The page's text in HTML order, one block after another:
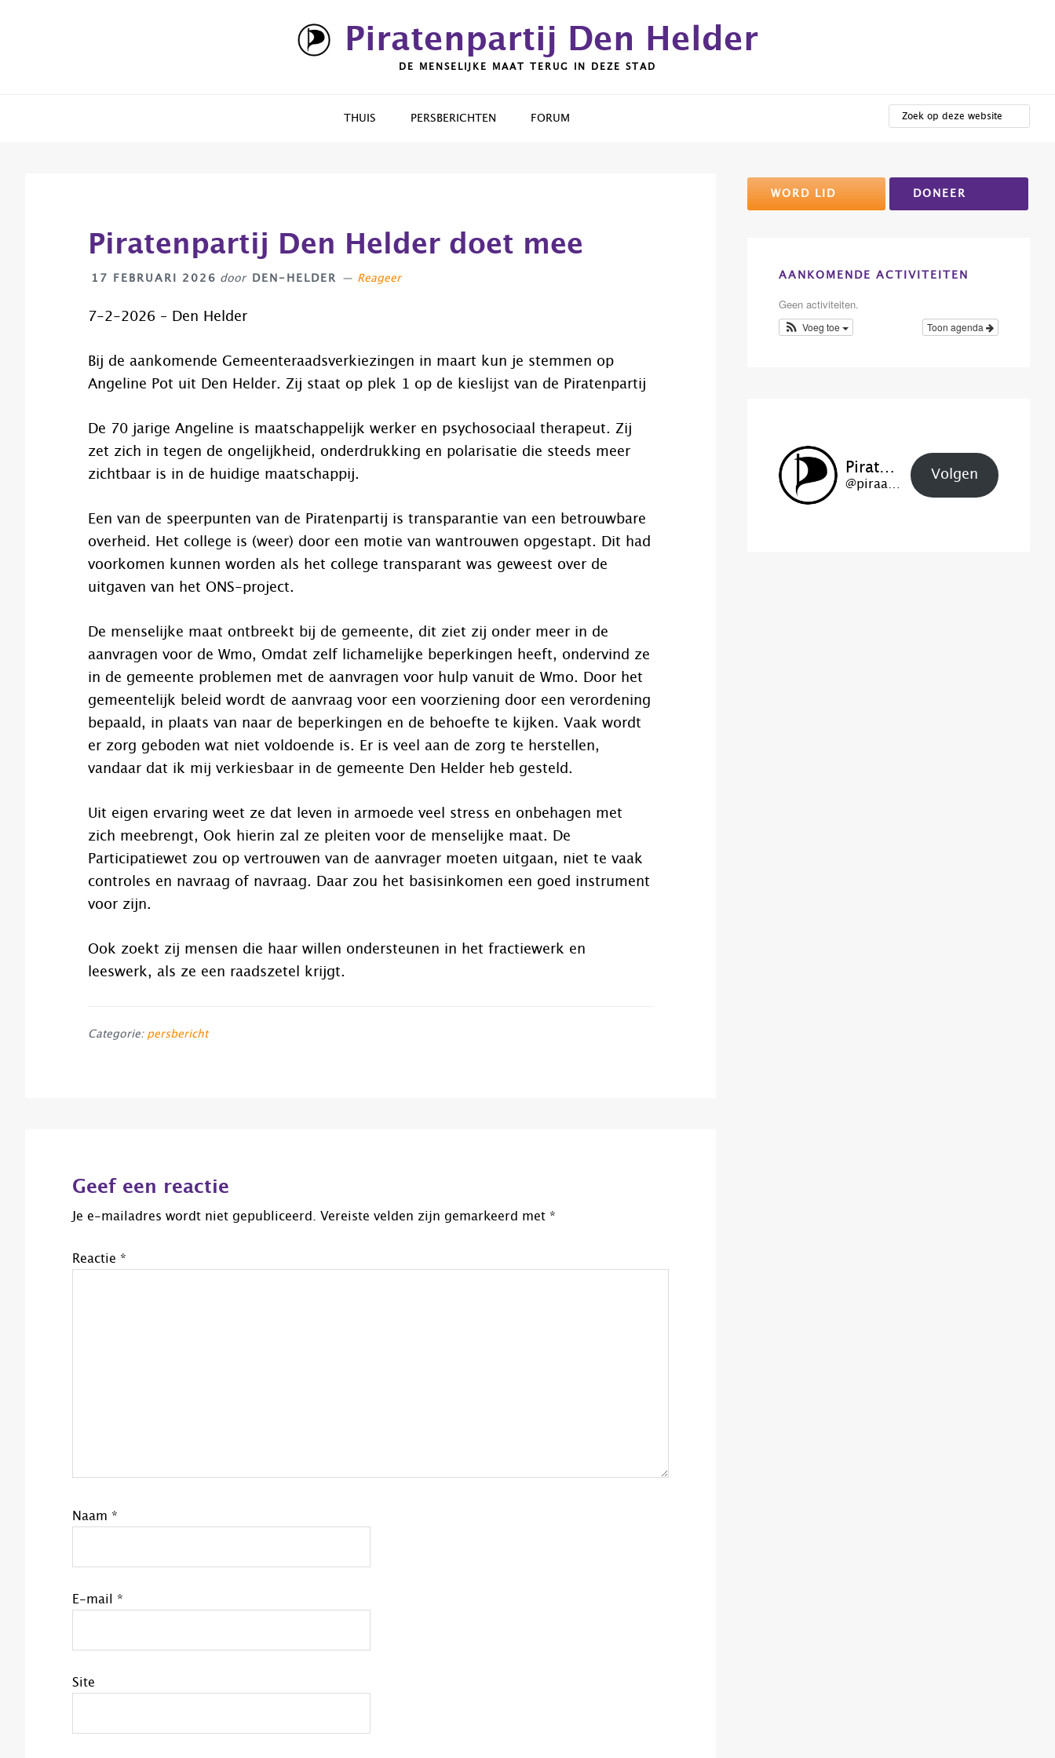
Piratenpartij Den Helder
DE MENSELIJKE MAAT TERUG IN DEZE STAD
THUIS PERSBERICHTEN FORUM
OP
DEZE
Piratenpartij Den Helder doet mee
17 FEBRUARI 2026 door DEN-HELDER Reageer
7-2-2026 – Den Helder
Bij de aankomende Gemeenteraadsverkiezingen in maart kun je stemmen op
Angeline Pot uit Den Helder. Zij staat op plek 1 op de kieslijst van de Piratenpartij
De 70 jarige Angeline is maatschappelijk werker en psychosociaal therapeut. Zij
zet zich in tegen de ongelijkheid, onderdrukking en polarisatie die steeds meer
zichtbaar is in de huidige maatschappij.
Een van de speerpunten van de Piratenpartij is transparantie van een betrouwbare
overheid. Het college is (weer) door een motie van wantrouwen opgestapt. Dit had
voorkomen kunnen worden als het college transparant was geweest over de
uitgaven van het ONS-project.
De menselijke maat ontbreekt bij de gemeente, dit ziet zij onder meer in de
aanvragen voor de Wmo, Omdat zelf lichamelijke beperkingen heeft, ondervind ze
in de gemeente problemen met de aanvragen voor hulp vanuit de Wmo. Door het
gemeentelijk beleid wordt de aanvraag voor een voorziening door een verordening
bepaald, in plaats van naar de beperkingen en de behoefte te kijken. Vaak wordt
er zorg geboden wat niet voldoende is. Er is veel aan de zorg te herstellen,
vandaar dat ik mij verkiesbaar in de gemeente Den Helder heb gesteld.
Uit eigen ervaring weet ze dat leven in armoede veel stress en onbehagen met
zich meebrengt, Ook hierin zal ze pleiten voor de menselijke maat. De
Participatiewet zou op vertrouwen van de aanvrager moeten uitgaan, niet te vaak
controles en navraag of navraag. Daar zou het basisinkomen een goed instrument
voor zijn.
Ook zoekt zij mensen die haar willen ondersteunen in het fractiewerk en
leeswerk, als ze een raadszetel krijgt.
Categorie: persbericht
Geef een reactie
Je e-mailadres wordt niet gepubliceerd. Vereiste velden zijn gemarkeerd met *
Reactie *
Naam *
E-mail *
Site
Primaire
Sidebar
WORD LID DONEER
AANKOMENDE ACTIVITEITEN
Geen activiteiten.
Toon agenda
Voeg toe
Piratenpartij Den Helder Volgen